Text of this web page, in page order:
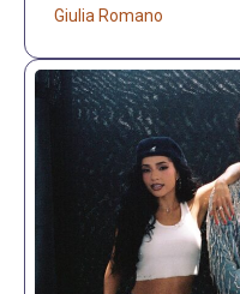
Giulia Romano